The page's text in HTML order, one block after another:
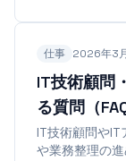
仕事 2026年3
IT技術顧問
る質問（FAQ
IT技術顧問やIT
や業務整理の